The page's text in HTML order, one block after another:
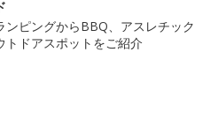
ンピングからBBQ、アスレチック
トドアスポットをご紹介